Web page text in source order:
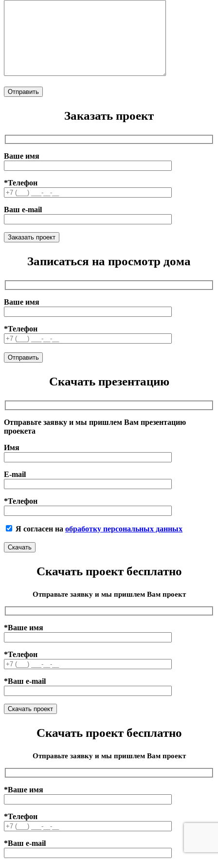
Заказать проект
Ваше имя
*Телефон
Ваш e-mail
Записаться на просмотр дома
Ваше имя
*Телефон
Скачать презентацию
Отправьте заявку и мы пришлем Вам презентацию
проекета
Имя
E-mail
*Телефон
Я согласен на обработку персональных данных
Скачать проект бесплатно
Отправьте заявку и мы пришлем Вам проект
*Ваше имя
*Телефон
*Ваш e-mail
Скачать проект бесплатно
Отправьте заявку и мы пришлем Вам проект
*Ваше имя
*Телефон
*Ваш e-mail